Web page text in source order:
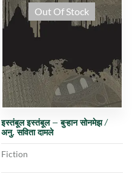
Out Of Stock
इस्तंबूल इस्तंबूल – बुऱ्हान सोनमेझ /
अनु. सविता दामले
Fiction